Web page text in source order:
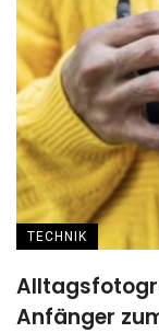
TECHNIK
Anfänger